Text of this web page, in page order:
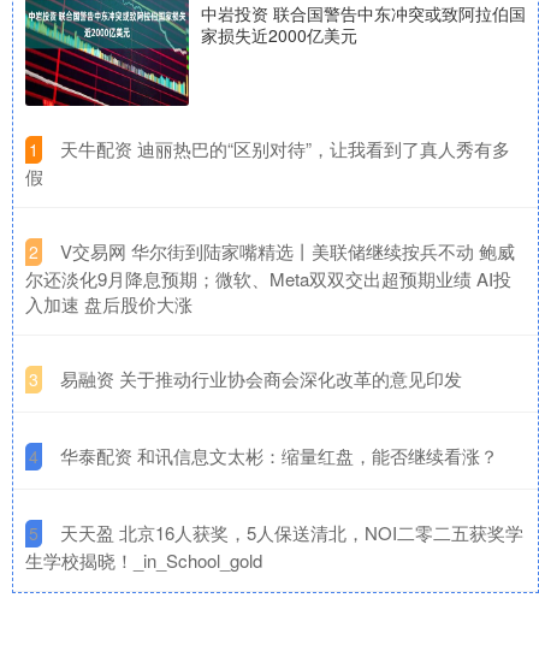
中岩投资 联合国警告中东冲突或致阿拉伯国
家损失近2000亿美元
1
​天牛配资 迪丽热巴的“区别对待”，让我看到了真人秀有多
假
2
​V交易网 华尔街到陆家嘴精选丨美联储继续按兵不动 鲍威
尔还淡化9月降息预期；微软、Meta双双交出超预期业绩 AI投
入加速 盘后股价大涨
3 ​易融资 关于推动行业协会商会深化改革的意见印发
4 ​华泰配资 和讯信息文太彬：缩量红盘，能否继续看涨？
5
​天天盈 北京16人获奖，5人保送清北，NOI二零二五获奖学
生学校揭晓！_in_School_gold